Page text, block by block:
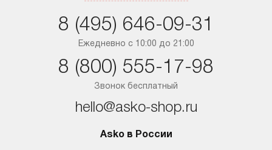
Ростов-на-Дону
Ежедневно с 10:00 до 21:00
8 (495) 646-09-31
Звонок бесплатный
8 (800) 555-17-98
hello@asko-shop.ru
Asko в России